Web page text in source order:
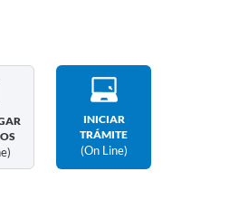
INICIAR
TRÁMITE
(on Line)